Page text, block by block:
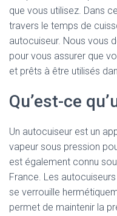
que vous utilisez. Dans
travers le temps de
autocuiseur. Nous vous
pour vous assurer que
et prêts à être utilisés
Qu’est-ce
Un autocuiseur est un
vapeur sous pression
est également connu
France. Les
se verrouille
permet de maintenir la